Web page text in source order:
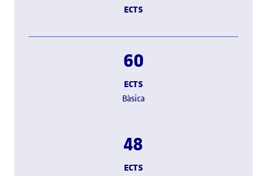
ECTS
60
ECTS
Bàsica
48
ECTS